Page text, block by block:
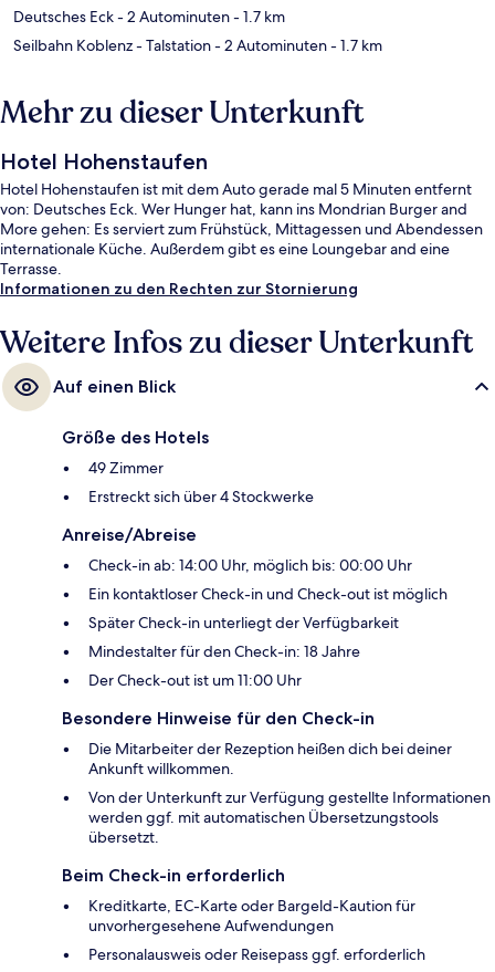
Deutsches Eck- 2 Autominuten- 1.7 km
Seilbahn Koblenz - Talstation- 2 Autominuten- 1.7 km
Mehr zu dieser Unterkunft
Hotel Hohenstaufen
Hotel Hohenstaufen ist mit dem Auto gerade mal 5 Minuten entfernt
von: Deutsches Eck. Wer Hunger hat, kann ins Mondrian Burger and
More gehen: Es serviert zum Frühstück, Mittagessen und Abendessen
internationale Küche. Außerdem gibt es eine Loungebar and eine
Terrasse.
Informationen zu den Rechten zur Stornierung
Weitere Infos zu dieser Unterkunft
Auf einen Blick
Größe des Hotels
49 Zimmer
Erstreckt sich über 4 Stockwerke
Anreise/Abreise
Check-in ab: 14:00 Uhr, möglich bis: 00:00 Uhr
Ein kontaktloser Check-in und Check-out ist möglich
Später Check-in unterliegt der Verfügbarkeit
Mindestalter für den Check-in: 18 Jahre
Der Check-out ist um 11:00 Uhr
Besondere Hinweise für den Check-in
Die Mitarbeiter der Rezeption heißen dich bei deiner
Ankunft willkommen.
Von der Unterkunft zur Verfügung gestellte Informationen
werden ggf. mit automatischen Übersetzungstools
übersetzt.
Beim Check-in erforderlich
Kreditkarte, EC-Karte oder Bargeld-Kaution für
unvorhergesehene Aufwendungen
Personalausweis oder Reisepass ggf. erforderlich